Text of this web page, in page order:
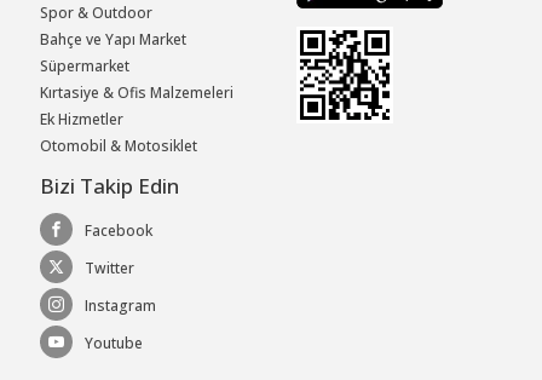
Spor & Outdoor
Bahçe ve Yapı Market
Süpermarket
Kırtasiye & Ofis Malzemeleri
Ek Hizmetler
Otomobil & Motosiklet
Bizi Takip Edin
Facebook
Twitter
Instagram
Youtube